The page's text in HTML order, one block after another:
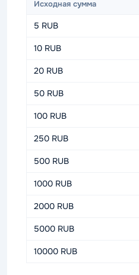
Исходная сумма
5 RUB
10 RUB
20 RUB
50 RUB
100 RUB
250 RUB
500 RUB
1000 RUB
2000 RUB
5000 RUB
10000 RUB